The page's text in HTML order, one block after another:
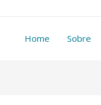
Home Sobre